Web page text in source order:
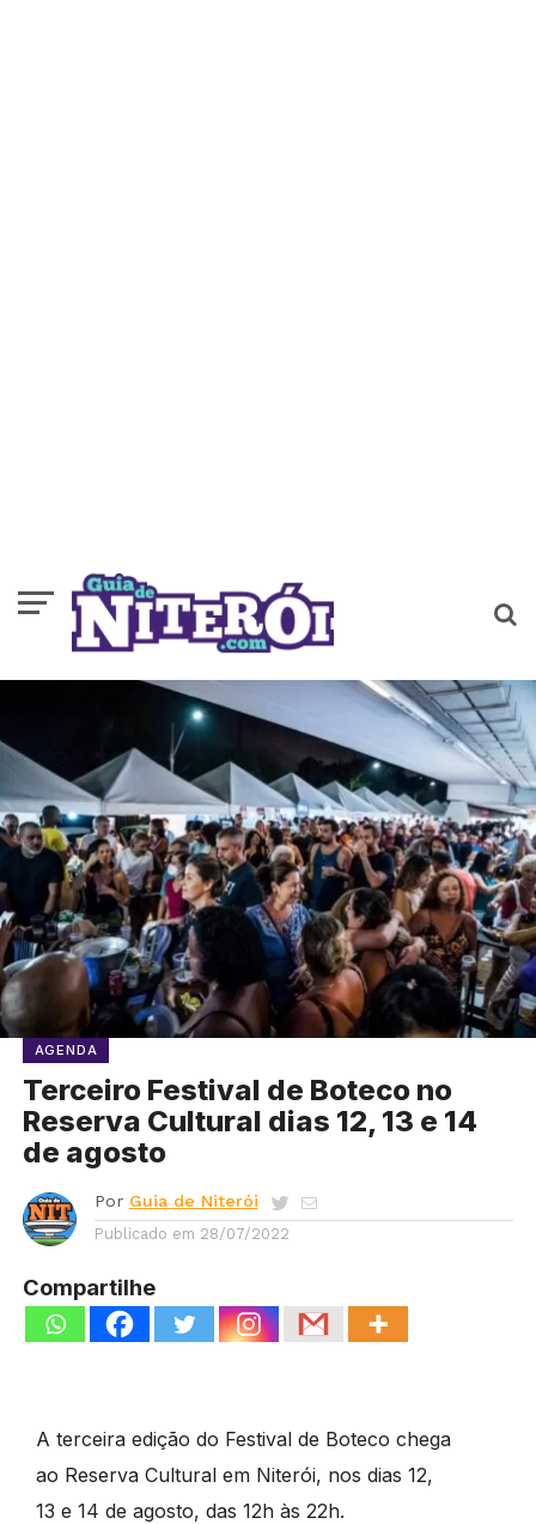
AGENDA
Terceiro Festival de Boteco no
Reserva Cultural dias 12, 13 e 14
de agosto
Por Guia de Niterói
Publicado em 28/07/2022
Compartilhe
A terceira edição do Festival de Boteco chega
ao Reserva Cultural em Niterói, nos dias 12,
13 e 14 de agosto, das 12h às 22h.